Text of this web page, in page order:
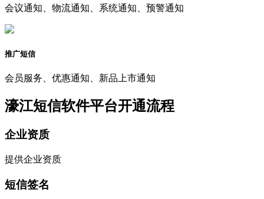
会议通知、物流通知、系统通知、预警通知
推广短信
会员服务、优惠通知、新品上市通知
濠江短信软件平台开通流程
企业资质
提供企业资质
短信签名